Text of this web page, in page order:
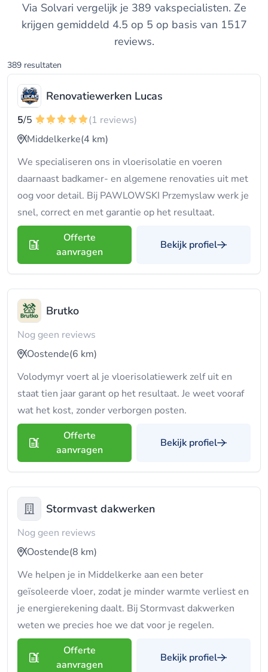
Via Solvari vergelijk je 389 vakspecialisten. Ze
krijgen gemiddeld 4.5 op 5 op basis van 1517
reviews.
389 resultaten
Renovatiewerken Lucas
5/5
(1 reviews)
Middelkerke(4 km)
We specialiseren ons in vloerisolatie en voeren
daarnaast badkamer- en algemene renovaties uit met
oog voor detail. Bij PAWLOWSKI Przemyslaw werk je
snel, correct en met garantie op het resultaat.
Offerte
aanvragen
Bekijk profiel
Brutko
Nog geen reviews
Oostende(6 km)
Volodymyr voert al je vloerisolatiewerk zelf uit en
staat tien jaar garant op het resultaat. Je weet vooraf
wat het kost, zonder verborgen posten.
Offerte
aanvragen
Bekijk profiel
Stormvast dakwerken
Nog geen reviews
Oostende(8 km)
We helpen je in Middelkerke aan een beter
geïsoleerde vloer, zodat je minder warmte verliest en
je energierekening daalt. Bij Stormvast dakwerken
weten we precies hoe we dat voor je regelen.
Offerte
aanvragen
Bekijk profiel